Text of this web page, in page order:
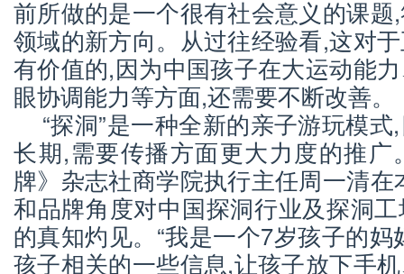
前所做的是一个很有社会意义的课
领域的新方向。从过往经验看,这对
有价值的,因为中国孩子在大运动能
眼协调能力等方面,还需要不断改善。
“探洞”是一种全新的亲子游玩模
长期,需要传播方面更大力度的推广
牌》杂志社商学院执行主任周一清
和品牌角度对中国探洞行业及探洞
的真知灼见。“我是一个7岁孩子的
孩子相关的一些信息,让孩子放下手